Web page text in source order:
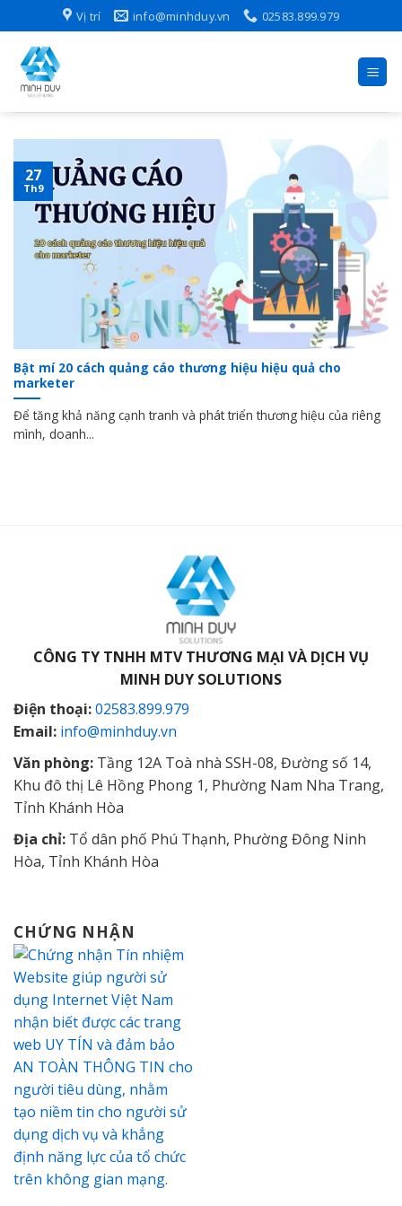
to
content
Vị trí info@minhduy.vn 02583.899.979
Bật mí 20 cách quảng cáo thương hiệu hiệu quả cho
marketer
Để tăng khả năng cạnh tranh và phát triển thương hiệu của riêng
mình, doanh...
27
Th9
CÔNG TY TNHH MTV THƯƠNG MẠI VÀ DỊCH VỤ
MINH DUY SOLUTIONS
Điện thoại:02583.899.979
Email: info@minhduy.vn
Văn phòng: Tầng 12A Toà nhà SSH-08, Đường số 14,
Khu đô thị Lê Hồng Phong 1, Phường Nam Nha Trang,
Tỉnh Khánh Hòa
Địa chỉ: Tổ dân phố Phú Thạnh, Phường Đông Ninh
Hòa, Tỉnh Khánh Hòa
CHỨNG NHẬN